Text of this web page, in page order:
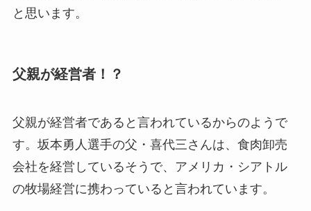
と思います。
父親が経営者！？
父親が経営者であると言われているからのようで
す。坂本勇人選手の父・喜代三さんは、食肉卸売
会社を経営しているそうで、アメリカ・シアトル
の牧場経営に携わっていると言われています。